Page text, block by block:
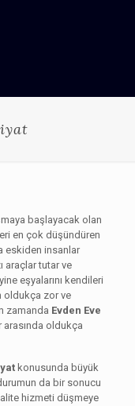
başlayacak olan
en çok düşündüren
eskiden insanlar
araçlar tutar ve
eşyalarını kendileri
oldukça zor ve
zamanda Evden Eve
oldukça
konusunda büyük
da bir sonucu
hizmeti düşmeye